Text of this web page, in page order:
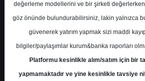
Kurum Sayısı
7
2 2
Get.
2
değerleme modellerini ve bir şirketi değerlerken
göz önünde bulundurabilirsiniz, lakin yalnızca
güvenerek yatırım yapmak sizi maddi
bilgiler/paylaşımlar kurum&banka raporları
Platformu kesinlikle alım/satım için bir
yapmamaktadır ve yine kesinlikle tavsiye